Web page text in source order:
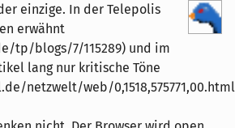
einzige. In der Telepolis
erwähnt
tp/blogs/7/115289) und im
lang nur kritische Töne
netzwelt/web/